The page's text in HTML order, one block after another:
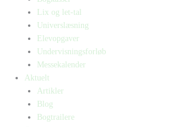
Lix og let-tal
Universlæsning
Elevopgaver
Undervisningsforløb
Messekalender
Aktuelt
Artikler
Blog
Bogtrailere